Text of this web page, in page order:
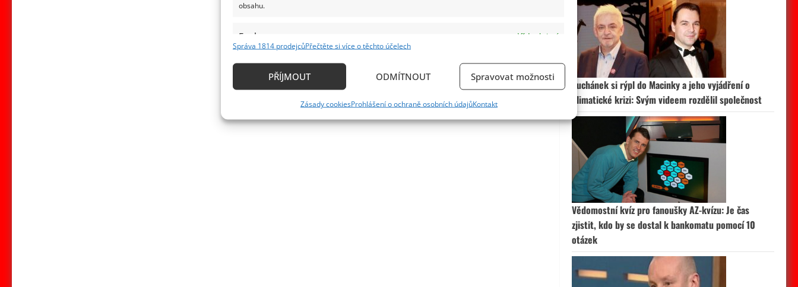
obsahu.
Funkce
Vždy aktivní
Identifikace zařízení na základě automaticky přenášených informací.
základě aktivně vyžádaných informací.
Správa 1814 prodejcůPřečtěte si více o těchto účelech
PŘÍJMOUT ODMÍTNOUT Spravovat možnosti
Zásady cookiesProhlášení o ochraně osobních údajůKontakt
Suchánek si rýpl do Macinky a jeho vyjádření o
klimatické krizi: Svým videem rozdělil společnost
Vědomostní kvíz pro fanoušky AZ-kvízu: Je čas
zjistit, kdo by se dostal k bankomatu pomocí 10
otázek